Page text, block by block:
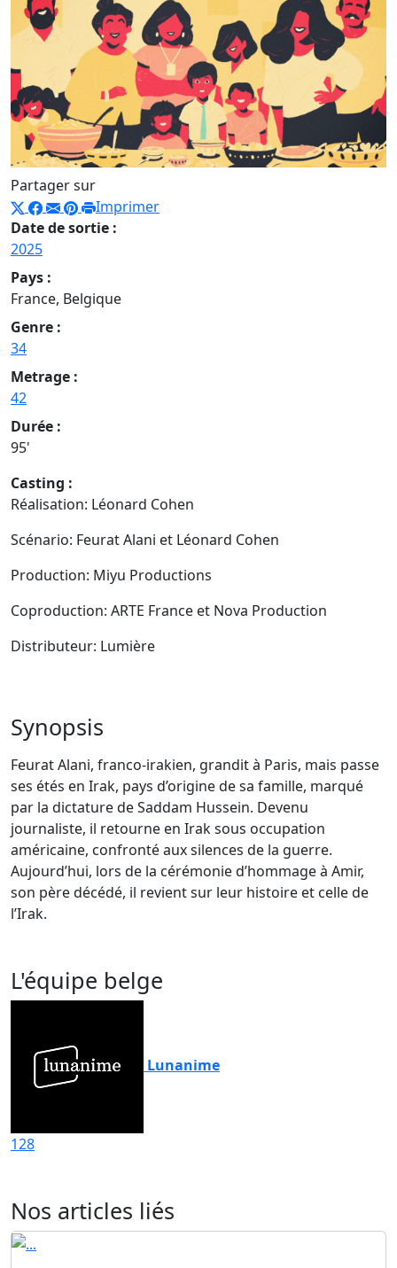
Partager sur
Imprimer
Date de sortie :
2025
Pays :
France, Belgique
Genre :
34
Metrage :
42
Durée :
95'
Casting :
Réalisation: Léonard Cohen
Scénario: Feurat Alani et Léonard Cohen
Production: Miyu Productions
Coproduction: ARTE France et Nova Production
Distributeur: Lumière
Synopsis
Feurat Alani, franco-irakien, grandit à Paris, mais passe
ses étés en Irak, pays d’origine de sa famille, marqué
par la dictature de Saddam Hussein. Devenu
journaliste, il retourne en Irak sous occupation
américaine, confronté aux silences de la guerre.
Aujourd’hui, lors de la cérémonie d’hommage à Amir,
son père décédé, il revient sur leur histoire et celle de
l’Irak.
L'équipe belge
Lunanime
128
Nos articles liés